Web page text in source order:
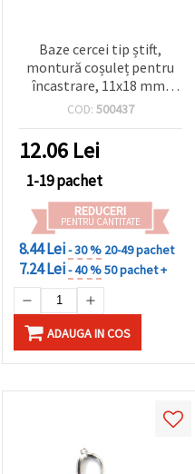
Baze cercei tip știft,
montură coșuleț pentru
încastrare, 11x18 mm,
argintiu – set 10 bucăți
COD: 500437
12.06 Lei
1-19 pachet
REDUCERI
PENTRU CANTITATE
8.44 Lei- 30 % 20-49 pachet
7.24 Lei- 40 %50 pachet +
ADAUGA IN COS